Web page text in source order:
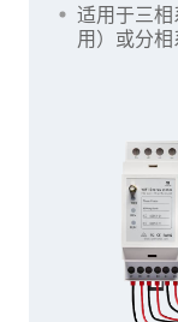
适用于三
用）或分